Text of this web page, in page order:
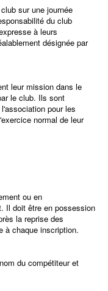
sur une journée
du club
à leurs
désignée par
leur mission dans le
le club. Ils sont
pour les
normal de leur
ou en
Il doit être en possession
la reprise des
à chaque inscription.
du compétiteur et